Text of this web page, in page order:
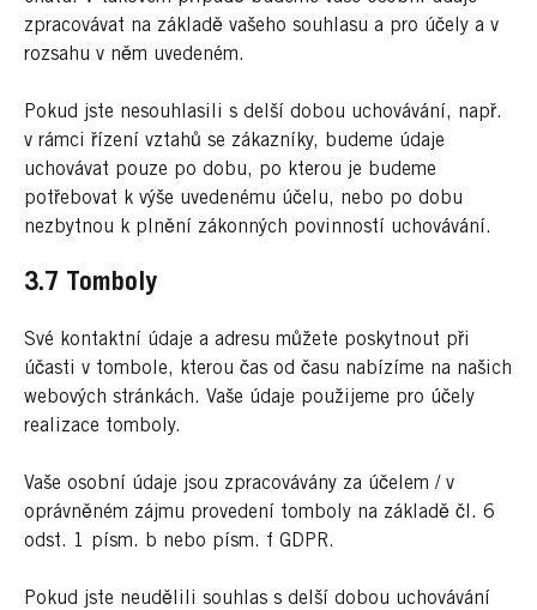
zpracovávat na základě vašeho souhlasu a pro účely a v
rozsahu v něm uvedeném.
Pokud jste nesouhlasili s delší dobou uchovávání, např.
v rámci řízení vztahů se zákazníky, budeme údaje
uchovávat pouze po dobu, po kterou je budeme
potřebovat k výše uvedenému účelu, nebo po dobu
nezbytnou k plnění zákonných povinností uchovávání.
3.7 Tomboly
Své kontaktní údaje a adresu můžete poskytnout při
účasti v tombole, kterou čas od času nabízíme na našich
webových stránkách. Vaše údaje použijeme pro účely
realizace tomboly.
Vaše osobní údaje jsou zpracovávány za účelem / v
oprávněném zájmu provedení tomboly na základě čl. 6
odst. 1 písm. b nebo písm. f GDPR.
Pokud jste neudělili souhlas s delší dobou uchovávání